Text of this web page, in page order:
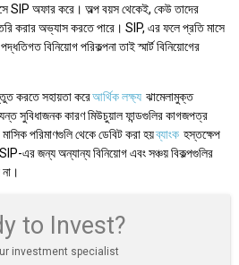
SIP অফার করে। অল্প বয়স থেকেই, কেউ তাদের
করার অভ্যাস করতে পারে। SIP, এর ফলে প্রতি মাসে
বিনিয়োগ পরিকল্পনা তাই স্মার্ট বিনিয়োগের
করতে সহায়তা করেআর্থিক লক্ষ্য ঝামেলামুক্ত
সুবিধাজনক কারণ মিউচুয়াল ফান্ডগুলির কাগজপত্র
পরিমাণগুলি থেকে ডেবিট করা হয়ব্যাংক হস্তক্ষেপ
এর জন্য অন্যান্য বিনিয়োগ এবং সঞ্চয় বিকল্পগুলির
to Invest?
investment specialist